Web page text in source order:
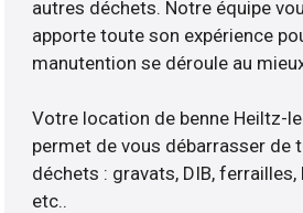
autres déchets. Notre équipe
apporte toute son expérience
manutention se déroule au
Votre location de benne Heiltz-
permet de vous débarrasser de
déchets : gravats, DIB,
etc..